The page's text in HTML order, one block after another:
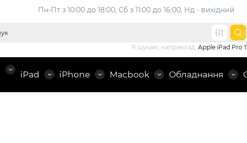
Пн-Пт з 10:00 до 18:00, Сб з 11:00 до 16:00, Нд - вихідний
Я шукаю, наприклад, Apple iPad Pro 11
iPad iPhone Macbook Обладнання